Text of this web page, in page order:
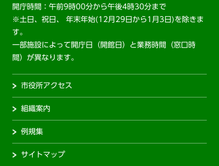
開庁時間：午前9時00分から午後4時30分まで
※土日、祝日、 年末年始(12月29日から1月3日)を除きま
す。
一部施設によって開庁日（開館日）と業務時間（窓口時
間）が異なります。
市役所アクセス
組織案内
例規集
サイトマップ